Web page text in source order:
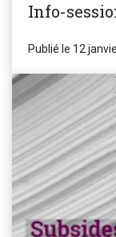
Info-
Publié le 12